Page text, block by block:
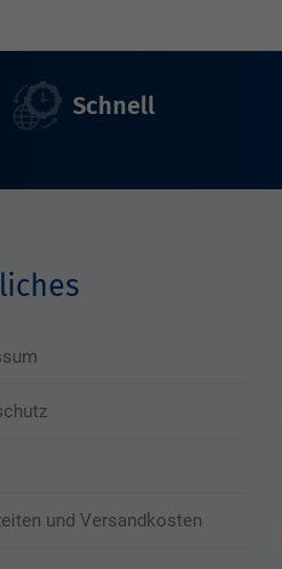
Schnell
und Versandkosten